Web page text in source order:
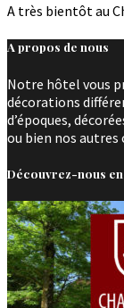
A très bientôt au
A propos de nous
Notre hôtel vous
décorations
d’époques,
ou bien nos
Découvrez-nous